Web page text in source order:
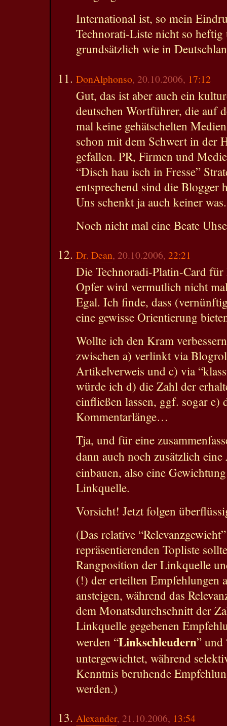
International ist, so mein
Technorati-Liste nicht so
grundsätzlich wie in
DonAlphonso, 20.10.2006, 17:12
Gut, das ist aber auch ein
deutschen Wortführer, die auf
mal keine gehätschelten
schon mit dem Schwert in der
gefallen. PR, Firmen und
“Disch hau isch in Fresse”
entsprechend sind die
Uns schenkt ja auch keiner was.
Noch nicht mal eine Beate
Dr. Dean, 20.10.2006, 22:21
Die Technoradi-Platin-Card für
Opfer wird vermutlich nicht
Egal. Ich finde, dass
eine gewisse Orientierung
Wollte ich den Kram
zwischen a) verlinkt via
Artikelverweis und c) via
würde ich d) die Zahl der
einfließen lassen, ggf. sogar e)
Kommentarlänge…
Tja, und für eine
dann auch noch zusätzlich
einbauen, also eine
Linkquelle.
Vorsicht! Jetzt folgen
(Das relative
repräsentierenden Topliste
Rangposition der Linkquelle
(!) der erteilten Empfehlungen
ansteigen, während das
dem Monatsdurchschnitt der
Linkquelle gegebenen
werden “Linkschleudern” und
untergewichtet, während
Kenntnis beruhende
werden.)
Alexander, 21.10.2006, 13:54